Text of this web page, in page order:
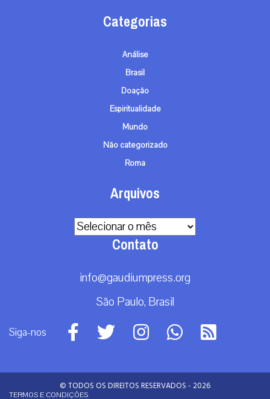
Categorias
Análise
Brasil
Doação
Espiritualidade
Mundo
Não categorizado
Roma
Arquivos
Arquivos
Contato
info@gaudiumpress.org
São Paulo, Brasil
Siga-nos
© TODOS OS DIREITOS RESERVADOS - 2026
TERMOS E CONDIÇÕES